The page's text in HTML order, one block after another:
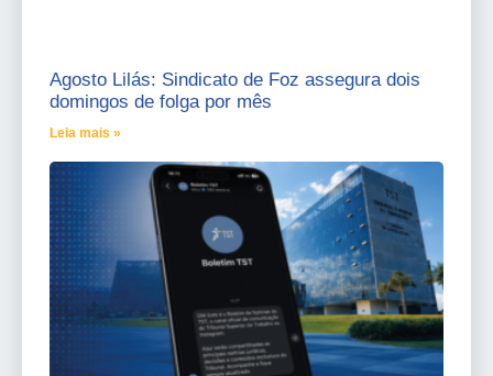
Agosto Lilás: Sindicato de Foz assegura dois
domingos de folga por mês
Leia mais »